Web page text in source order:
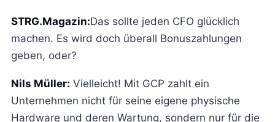
STRG.Magazin:Das sollte jeden CFO glücklich
machen. Es wird doch überall Bonuszahlungen
geben, oder?
Nils Müller: Vielleicht! Mit GCP zahlt ein
Unternehmen nicht für seine eigene physische
Hardware und deren Wartung, sondern nur für die